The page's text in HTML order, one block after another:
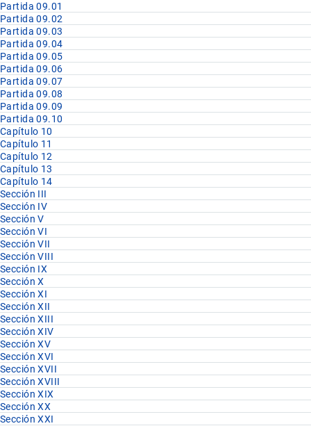
Partida 09.01
Partida 09.02
Partida 09.03
Partida 09.04
Partida 09.05
Partida 09.06
Partida 09.07
Partida 09.08
Partida 09.09
Partida 09.10
Capítulo 10
Capítulo 11
Capítulo 12
Capítulo 13
Capítulo 14
Sección III
Sección IV
Sección V
Sección VI
Sección VII
Sección VIII
Sección IX
Sección X
Sección XI
Sección XII
Sección XIII
Sección XIV
Sección XV
Sección XVI
Sección XVII
Sección XVIII
Sección XIX
Sección XX
Sección XXI